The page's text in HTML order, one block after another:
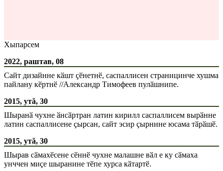
Хыпарсем
2022, раштав, 08
Сайт дизайнне кӑшт ҫӗнетнӗ, саспаллисен страницинче хушма
пайлану кӗртнӗ //Александр Тимофеев пулӑшнипе.
2015, утă, 30
Шыранӑ чухне ӑнсӑртран латин кирилл саспаллисем вырӑнне
латин саспаллисене ҫырсан, сайт эсир ҫырнине юсама тӑрӑшӗ.
2015, утă, 30
Шырав сӑмахӗсене сӗннӗ чухне малашне вӑл е ку сӑмаха
унччен миҫе шыранине тӗпе хурса кӑтартӗ.